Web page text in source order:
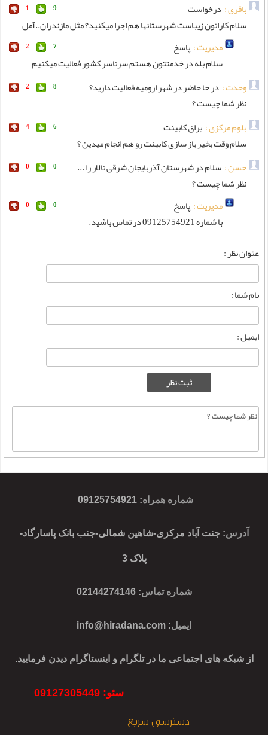
باقری : درخواست 9
1
سلام کاراتون زیباست شهرستانها هم اجرا میکنید؟ مثل مازندران..آمل
مدیریت :پاسخ 7
2
سلام بله در خدمتتون هستم سرتاسر کشور فعالیت میکنیم
وحدت : در حا حاضر در شهر ارومیه فعالیت دارید؟ 8
2
نظر شما چیست ؟
بلوم مرکزی : یراق کابینت 6
4
سلام وقت بخیر باز سازی کابینت رو هم انجام میدین ؟
حسن : سلام در شهرستان آذربایجان شرقی تالار را ... 0
0
نظر شما چیست ؟
مدیریت :پاسخ 0
0
با شماره 09125754921 در تماس باشید.
عنوان نظر :
نام شما :
ایمیل :
شماره همراه:
09125754921
آدرس: جنت آباد مرکزی-شاهین شمالی-جنب بانک پاسارگاد-
پلاک 3
شماره تماس: 02144274146
ایمیل:
info@hiradana.com
از شبکه های اجتماعی ما در تلگرام و اینستاگرام دیدن فرمایید.
سئو: 09127305449
دسترسی سریع